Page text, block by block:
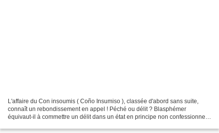
L'affaire du Con insoumis ( Coño Insumiso ), classée d'abord sans suite,
connaît un rebondissement en appel ! Péché ou délit ? Blasphémer
équivaut-il à commettre un délit dans un état en principe non confessionnel